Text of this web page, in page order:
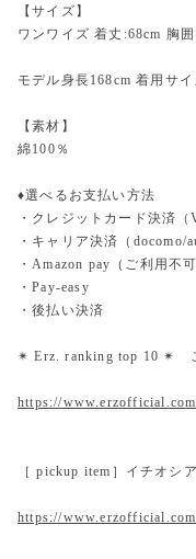
【サイズ】
ワンワイズ 着丈:68cm 胸
モデル身長168cm 着用サイ
【素材】
綿100％
♦︎選べるお支払い方法
・クレジットカード決済
・キャリア決済（docomo/
・Amazon pay（ご利用不
・Pay-easy
・後払い決済
✴︎ Erz. ranking top 10 ✴︎
https://
［ pickup item］イチオシ
https://